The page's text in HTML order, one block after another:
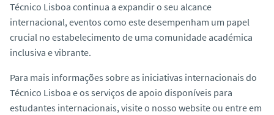
Técnico Lisboa continua a expandir o seu alcance
internacional, eventos como este desempenham um papel
crucial no estabelecimento de uma comunidade académica
inclusiva e vibrante.
Para mais informações sobre as iniciativas internacionais do
Técnico Lisboa e os serviços de apoio disponíveis para
estudantes internacionais, visite o nosso website ou entre em